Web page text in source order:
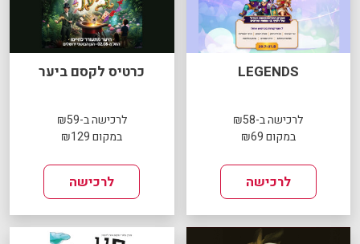
LEGENDS
לרכישה ב-₪58
במקום ₪69
לרכישה
כרטיס לקסם ביער
לרכישה ב-₪59
במקום ₪129
לרכישה